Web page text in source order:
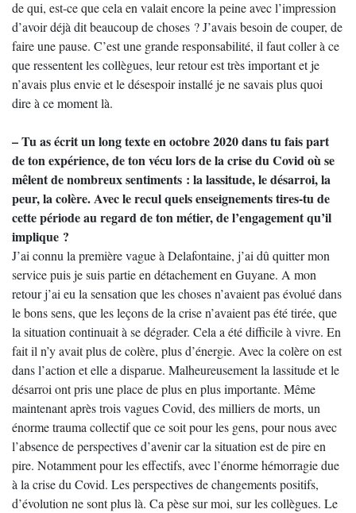
de qui, est-ce que cela en valait encore la peine avec l’impression
d’avoir déjà dit beaucoup de choses ? J’avais besoin de couper, de
faire une pause. C’est une grande responsabilité, il faut coller à ce
que ressentent les collègues, leur retour est très important et je
n’avais plus envie et le désespoir installé je ne savais plus quoi
dire à ce moment là.
– Tu as écrit un long texte en octobre 2020 dans tu fais part
de ton expérience, de ton vécu lors de la crise du Covid où se
mêlent de nombreux sentiments : la lassitude, le désarroi, la
peur, la colère. Avec le recul quels enseignements tires-tu de
cette période au regard de ton métier, de l’engagement qu’il
implique ?
J’ai connu la première vague à Delafontaine, j’ai dû quitter mon
service puis je suis partie en détachement en Guyane. A mon
retour j’ai eu la sensation que les choses n’avaient pas évolué dans
le bons sens, que les leçons de la crise n’avaient pas été tirée, que
la situation continuait à se dégrader. Cela a été difficile à vivre. En
fait il n’y avait plus de colère, plus d’énergie. Avec la colère on est
dans l’action et elle a disparue. Malheureusement la lassitude et le
désarroi ont pris une place de plus en plus importante. Même
maintenant après trois vagues Covid, des milliers de morts, un
énorme trauma collectif que ce soit pour les gens, pour nous avec
l’absence de perspectives d’avenir car la situation est de pire en
pire. Notamment pour les effectifs, avec l’énorme hémorragie due
à la crise du Covid. Les perspectives de changements positifs,
d’évolution ne sont plus là. Ca pèse sur moi, sur les collègues. Le